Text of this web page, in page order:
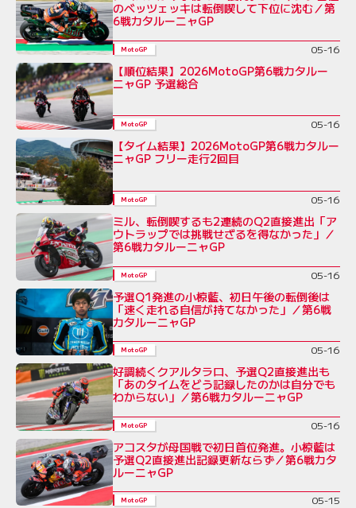
のベッツェッキは転倒喫して下位に沈む／第
6戦カタルーニャGP
MotoGP 05-16
【順位結果】2026MotoGP第6戦カタルー
ニャGP 予選総合
MotoGP 05-16
【タイム結果】2026MotoGP第6戦カタルー
ニャGP フリー走行2回目
MotoGP 05-16
ミル、転倒喫するも2連続のQ2直接進出「ア
ウトラップでは挑戦せざるを得なかった」／
第6戦カタルーニャGP
MotoGP 05-16
予選Q1発進の小椋藍、初日午後の転倒後は
「速く走れる自信が持てなかった」／第6戦
カタルーニャGP
MotoGP 05-16
好調続くクアルタラロ、予選Q2直接進出も
「あのタイムをどう記録したのかは自分でも
わからない」／第6戦カタルーニャGP
MotoGP 05-16
アコスタが母国戦で初日首位発進。小椋藍は
予選Q2直接進出記録更新ならず／第6戦カタ
ルーニャGP
MotoGP 05-15